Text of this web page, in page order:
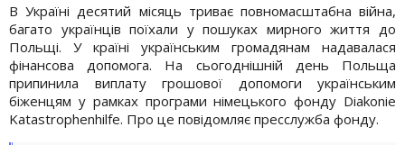
В Україні десятий місяць триває повномасштабна війна,
багато українців поїхали у пошуках мирного життя до
Польщі. У країні українським громадянам надавалася
фінансова допомога. На сьогоднішній день Польща
припинила виплату грошової допомоги українським
біженцям у рамках програми німецького фонду Diakonie
Katastrophenhilfe. Про це повідомляє пресслужба фонду.